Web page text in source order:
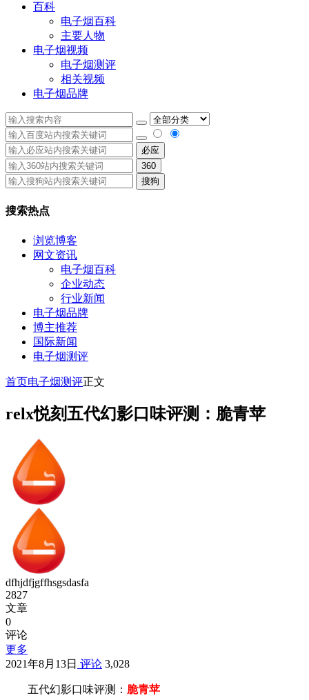
百科
电子烟百科
主要人物
电子烟视频
电子烟测评
相关视频
电子烟品牌
必应
360
搜狗
搜索热点
浏览博客
网文资讯
电子烟百科
企业动态
行业新闻
电子烟品牌
博主推荐
国际新闻
电子烟测评
首页电子烟测评正文
relx悦刻五代幻影口味评测：脆青苹
dfhjdfjgffhsgsdasfa
2827
文章
0
评论
更多
2021年8月13日 评论 3,028
五代幻影口味评测： 脆青苹